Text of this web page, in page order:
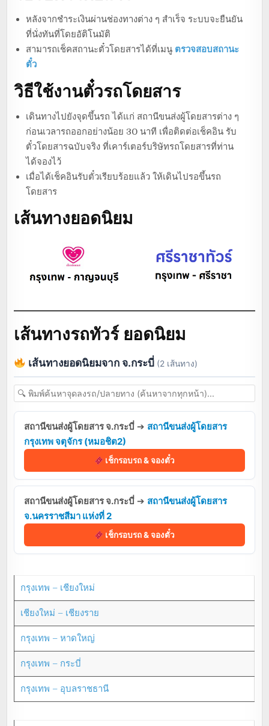
หลังจากชำระเงินผ่านช่องทางต่าง ๆ สำเร็จ ระบบจะยืนยัน
ที่นั่งทันที่โดยอัติโนมัติ
สามารถเช็คสถานะตั๋วโดยสารได้ที่เมนู ตรวจสอบสถานะ
ตั๋ว
วิธีใช้งานตั๋วรถโดยสาร
เดินทางไปยังจุดขึ้นรถ ได้แก่ สถานีขนส่งผู้โดยสารต่าง ๆ
ก่อนเวลารถออกอย่างน้อย 30 นาที เพื่อติดต่อเช็คอิน รับ
ตั๋วโดยสารฉบับจริง ที่เคาร์เตอร์บริษัทรถโดยสารที่ท่าน
ได้จองไว้
เมื่อได้เช็คอินรับตั๋วเรียบร้อยแล้ว ให้เดินไปรอขึ้นรถ
โดยสาร
เส้นทางยอดนิยม
เส้นทางรถทัวร์ ยอดนิยม
เส้นทางยอดนิยมจาก จ.กระบี่ (2 เส้นทาง)
สถานีขนส่งผู้โดยสาร จ.กระบี่ ➔ สถานีขนส่งผู้โดยสาร
กรุงเทพ จตุจักร (หมอชิต2)
เช็กรอบรถ & จองตั๋ว
สถานีขนส่งผู้โดยสาร จ.กระบี่ ➔ สถานีขนส่งผู้โดยสาร
จ.นครราชสีมา แห่งที่ 2
เช็กรอบรถ & จองตั๋ว
กรุงเทพ – เชียงใหม่
เชียงใหม่ – เชียงราย
กรุงเทพ – หาดใหญ่
กรุงเทพ – กระบี่
กรุงเทพ – อุบลราชธานี